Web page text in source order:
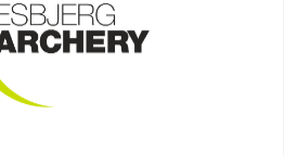
/ dame